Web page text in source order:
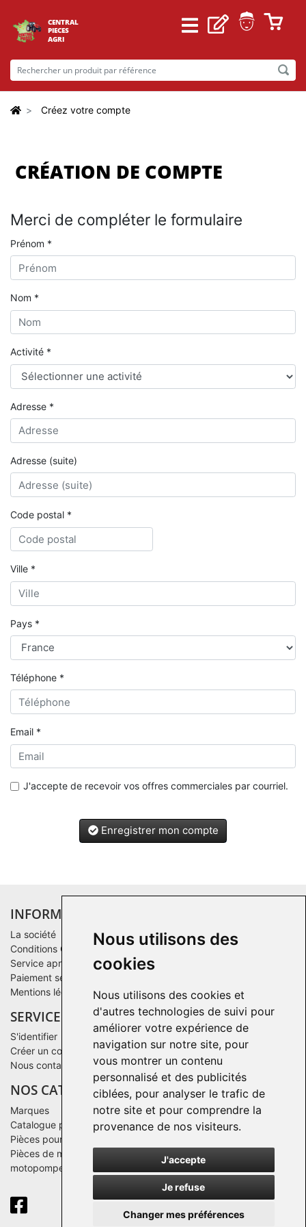
Nous utilisons des
cookies
Nous utilisons des cookies et
d'autres technologies de suivi pour
améliorer votre expérience de
navigation sur notre site, pour
vous montrer un contenu
personnalisé et des publicités
ciblées, pour analyser le trafic de
notre site et pour comprendre la
provenance de nos visiteurs.
J'accepte
Je refuse
Changer mes préférences
CENTRAL
PIECES
AGRI
Créez votre compte
CRÉATION DE COMPTE
Merci de compléter le formulaire
Prénom *
Nom *
Activité *
Adresse *
Adresse (suite)
Code postal *
Ville *
Pays *
Téléphone *
Email *
J'accepte de recevoir vos offres commerciales par courriel.
Enregistrer mon compte
INFORMATIONS
La société
Conditions Générales de Vente
Service après-vente
Paiement sécurisé
Mentions légales
SERVICE CLIENTS
S'identifier
Créer un compte
Nous contacter
NOS CATALOGUES
Marques
Catalogue par famille
Pièces pour un matériel après 2016
Pièces de moteurs Deutz pour groupes électrogènes ou des
motopompes